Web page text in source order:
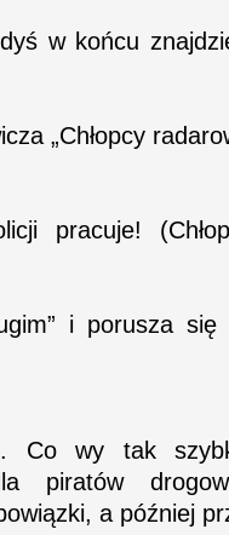
w końcu
„Chłopcy
pracuje!
i porusza
Co wy tak
piratów
a później